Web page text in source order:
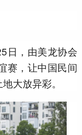
日，由美龙协会
赛，让中国民间
大放异彩。